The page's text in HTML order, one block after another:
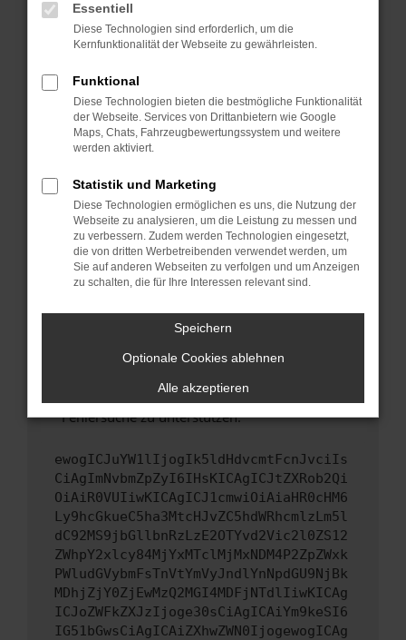
können das Laden bestimmter Seiten
verhindern. Funktioniert die Seite in einem
Fenster?
Starte dein Gerät neu.
Das kann manchmal helfen, vorübergehende
Probleme zu beheben.
Betriebssystem auf dem neuesten Stand
sind.
Veraltete Software birgt nicht nur ein
Sicherheitsrisiko, sondern kann auch dazu
führen, dass bestimmte Funktionen nicht mehr
unterstützt werden.
Wende dich an den Webseitenbetreiber.
Wenn du alle oben genannten Schritte versucht
hast, kontaktiere uns bitte. Wir werden
uns diesen Text schicken, um uns bei der
Fehlersuche zu unterstützen:
ewogICJuYW1lIjogIk5ldHdvcmtFcnJvciIs
CiAgImNvbmZpZyI6IHsKICAgICJtZXRob2Qi
OiAiR0VUIiwKICAgICJ1cmwiOiAiaHR0cHM6
Ly9hcGkueC5ha3MtcHJvZC5hdWRhcmlzLm5l
dC92MS9jbGllbnRzLzE2OTYvd2Vic2l0ZS12
ZWhpY2xlcy84MjYxMTclMjMxNDM4P2ZpZWxk
PWludGVybmFsTnVtYmVyJndlYnNpdGU9NjBk
MDhjZjY0ZjEwMzQ2MGI4MDFjNTdlIiwKICAg
ICJoZWFkZXJzIjoge30sCiAgICAiYm9keSI6
IG51bGwsCiAgICAiZXhwZWN0IjogewogICAg
Essentiell
Diese Technologien sind erforderlich, um die
Kernfunktionalität der Webseite zu gewährleisten.
Funktional
Diese Technologien bieten die bestmögliche Funktionalität
der Webseite. Services von Drittanbietern wie Google
Maps, Chats, Fahrzeugbewertungssystem und weitere
werden aktiviert.
Statistik und Marketing
Diese Technologien ermöglichen es uns, die Nutzung der
Webseite zu analysieren, um die Leistung zu messen und
zu verbessern. Zudem werden Technologien eingesetzt,
die von dritten Werbetreibenden verwendet werden, um
Sie auf anderen Webseiten zu verfolgen und um Anzeigen
zu schalten, die für Ihre Interessen relevant sind.
Speichern
Optionale Cookies ablehnen
Alle akzeptieren